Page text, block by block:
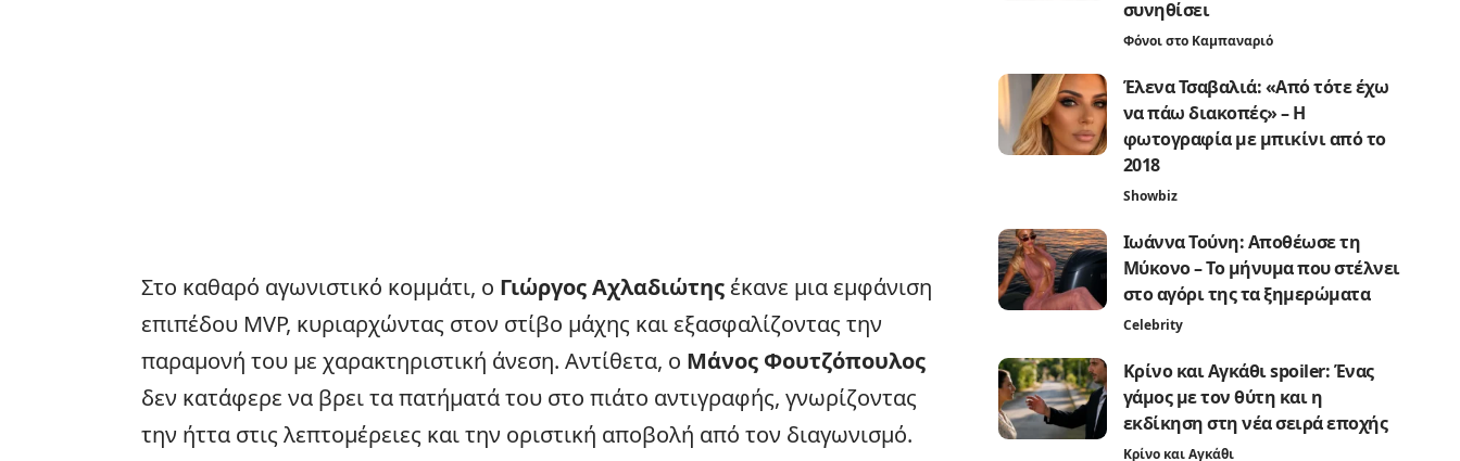
Στο καθαρό αγωνιστικό κομμάτι, ο Γιώργος Αχλαδιώτης έκανε μια εμφάνιση
επιπέδου MVP, κυριαρχώντας στον στίβο μάχης και εξασφαλίζοντας την
παραμονή του με χαρακτηριστική άνεση. Αντίθετα, ο Μάνος Φουτζόπουλος
δεν κατάφερε να βρει τα πατήματά του στο πιάτο αντιγραφής, γνωρίζοντας
την ήττα στις λεπτομέρειες και την οριστική αποβολή από τον διαγωνισμό.
συνηθίσει
Φόνοι στο Καμπαναριό
Έλενα Τσαβαλιά: «Από τότε έχω
να πάω διακοπές» – Η
φωτογραφία με μπικίνι από το
2018
Showbiz
Ιωάννα Τούνη: Αποθέωσε τη
Μύκονο – Το μήνυμα που στέλνει
στο αγόρι της τα ξημερώματα
Celebrity
Κρίνο και Αγκάθι spoiler: Ένας
γάμος με τον θύτη και η
εκδίκηση στη νέα σειρά εποχής
Κρίνο και Αγκάθι